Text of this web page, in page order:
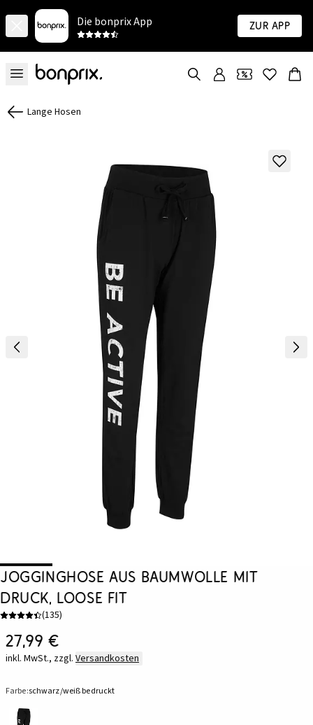
Die bonprix App Zur App
Lange Hosen
Jogginghose aus Baumwolle mit
Druck, Loose Fit
(135)
27,99 €
inkl. MwSt., zzgl. Versandkosten
Farbe:schwarz/weiß bedruckt